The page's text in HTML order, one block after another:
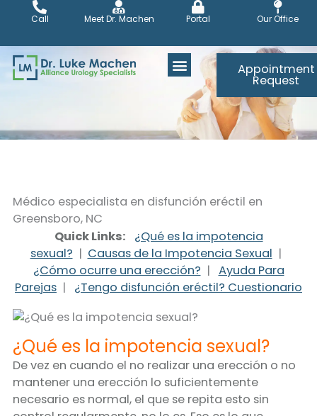
Call Meet Dr. Machen Portal Our Office
Appointment
Request
Médico especialista en disfunción eréctil en
Greensboro, NC
Quick Links:
¿Qué es la impotencia
sexual? | Causas de la Impotencia Sexual |
¿Cómo ocurre una erección? | Ayuda Para
Parejas | ¿Tengo disfunción eréctil? Cuestionario
¿Qué es la impotencia sexual?
De vez en cuando el no realizar una erección o no
mantener una erección lo suficientemente
necesario es normal, el que se repita esto sin